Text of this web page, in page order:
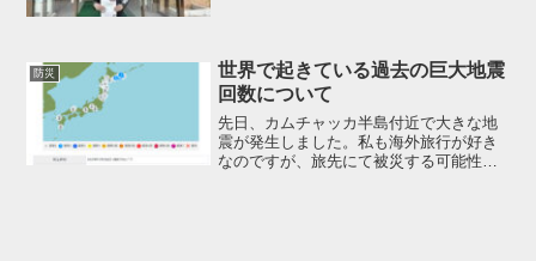
ることを言います。過...
防災
世界で起きている過去の巨大地震
回数について
先日、カムチャッカ半島付近で大きな地
震が発生しました。私も海外旅行が好き
なのですが、旅先にて被災する可能性も